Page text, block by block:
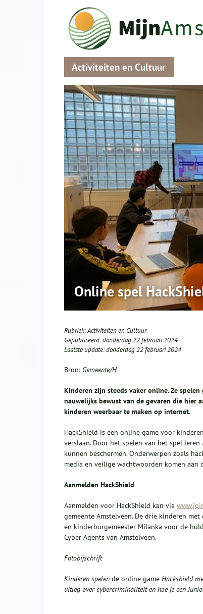
Activiteiten en Cultuur
Online spel
Rubriek:Activiteiten en Cultuur
Gepubliceerd:donderdag 22 februari 2024
Laatste update:donderdag 22 februari 2024
Bron: Gemeente/H
Kinderen zijn steeds vaker online. Ze
nauwelijks bewust van de gevaren die hier
kinderen weerbaar te maken op internet.
HackShield is een online game voor
verslaan. Door het spelen van het spel
kunnen beschermen. Onderwerpen zoals
media en veilige wachtwoorden komen aan
Aanmelden HackShield
Aanmelden voor HackShield kan via
gemeente Amstelveen. De drie kinderen
en kinderburgemeester Milanka voor de
Cyber Agents van Amstelveen.
Fotobijschrift
Kinderen spelen de online game Hackshield
uitleg overcybercriminaliteit en hoe je een